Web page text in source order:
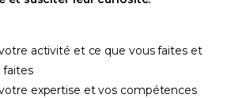
activité et ce que vous faites et
faites
expertise et vos compétences